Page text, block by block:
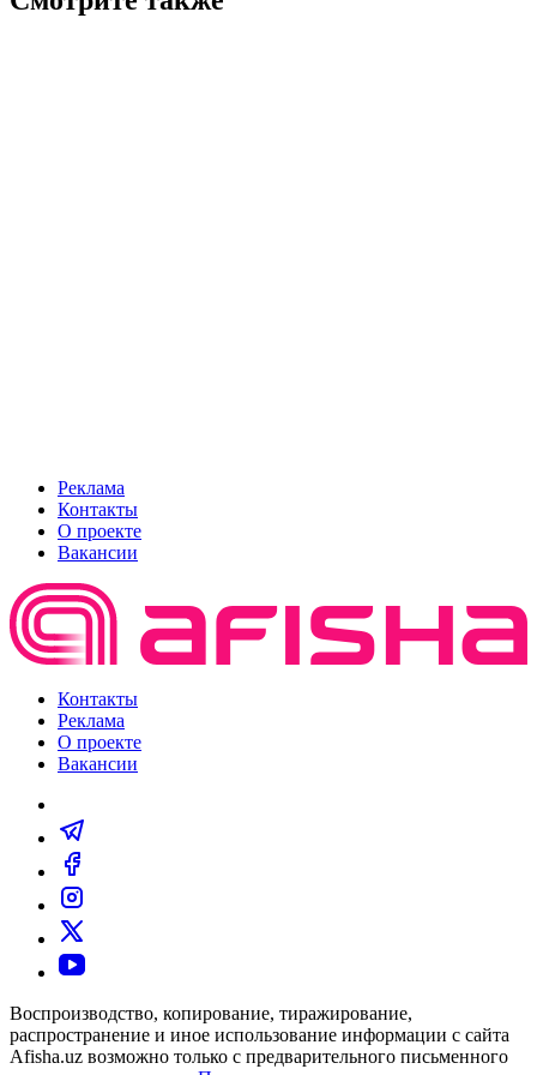
Реклама
Контакты
О проекте
Вакансии
Контакты
Реклама
О проекте
Вакансии
Воспроизводство, копирование, тиражирование,
распространение и иное использование информации с сайта
Afisha.uz возможно только с предварительного письменного